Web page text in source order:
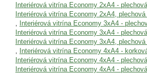
Interiérová vitrína Economy 2xA4 -
Interiérová vitrína Economy 2xA4,
,
Interiérová vitrína Economy 3xA4 -
Interiérová vitrína Economy 3xA4 -
Interiérová vitrína Economy 3xA4,
,
Interiérová vitrína Economy 4xA4 -
Interiérová vitrína Economy 4xA4 -
Interiérová vitrína Economy 4xA4 -